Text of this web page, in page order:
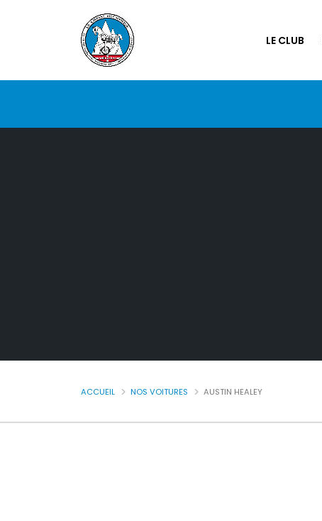
LE CLUB
ACCUEIL NOS VOITURES AUSTIN HEALEY